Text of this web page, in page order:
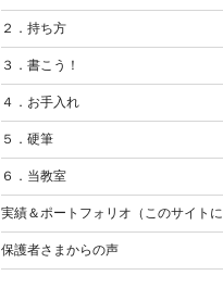
２．持ち方
３．書こう！
４．お手入れ
５．硬筆
６．当教室
実績＆ポートフォリオ（このサイトに
保護者さまからの声